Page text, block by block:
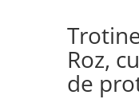
Roz,
de